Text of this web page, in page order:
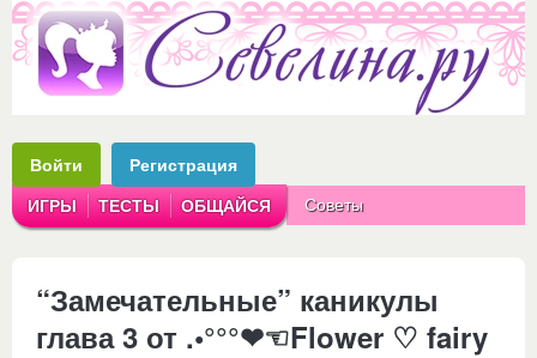
Войти Регистрация
ИГРЫ ТЕСТЫ ОБЩАЙСЯ Советы
“Замечательные” каникулы
глава 3 от .•°°°❤☜Flower ♡ fairy